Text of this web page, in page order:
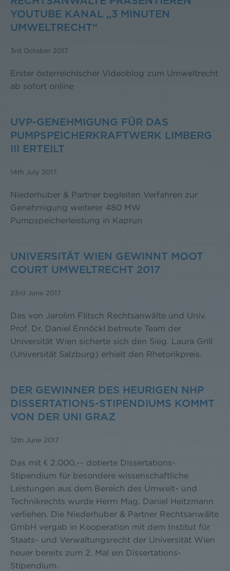
YOUTUBE KANAL „3 MINUTEN
UMWELTRECHT“
3rd October 2017
Erster österreichischer Videoblog zum Umweltrecht
ab sofort online
UVP-GENEHMIGUNG FÜR DAS
PUMPSPEICHERKRAFTWERK LIMBERG
III ERTEILT
14th July 2017
Niederhuber & Partner begleiten Verfahren zur
Genehmigung weiterer 480 MW
Pumpspeicherleistung in Kaprun
UNIVERSITÄT WIEN GEWINNT MOOT
COURT UMWELTRECHT 2017
23rd June 2017
Das von Jarolim Flitsch Rechtsanwälte und Univ.
Prof. Dr. Daniel Ennöckl betreute Team der
Universität Wien sicherte sich den Sieg. Laura Grill
(Universität Salzburg) erhielt den Rhetorikpreis.
DER GEWINNER DES HEURIGEN NHP
DISSERTATIONS-STIPENDIUMS KOMMT
VON DER UNI GRAZ
12th June 2017
Das mit € 2.000,-- dotierte Dissertations-
Stipendium für besondere wissenschaftliche
Leistungen aus dem Bereich des Umwelt- und
Technikrechts wurde Herrn Mag. Daniel Heitzmann
verliehen. Die Niederhuber & Partner Rechtsanwälte
GmbH vergab in Kooperation mit dem Institut für
Staats- und Verwaltungsrecht der Universität Wien
heuer bereits zum 2. Mal ein Dissertations-
Stipendium.